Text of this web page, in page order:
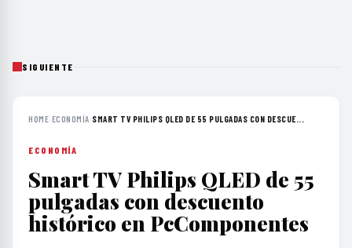
SIGUIENTE
HOME›ECONOMÍA›SMART TV PHILIPS QLED DE 55 PULGADAS CON DESCUE...
ECONOMÍA
Smart TV Philips QLED de 55
pulgadas con descuento
histórico en PcComponentes